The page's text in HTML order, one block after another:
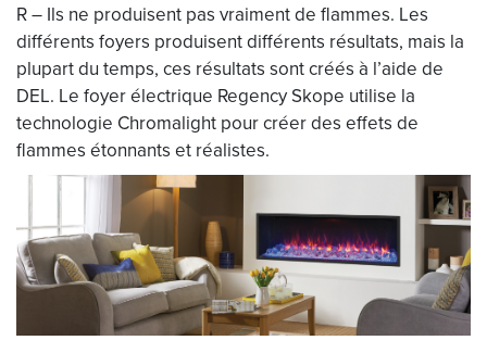
R – Ils ne produisent pas vraiment de flammes. Les
différents foyers produisent différents résultats, mais la
plupart du temps, ces résultats sont créés à l’aide de
DEL. Le foyer électrique Regency Skope utilise la
technologie Chromalight pour créer des effets de
flammes étonnants et réalistes.